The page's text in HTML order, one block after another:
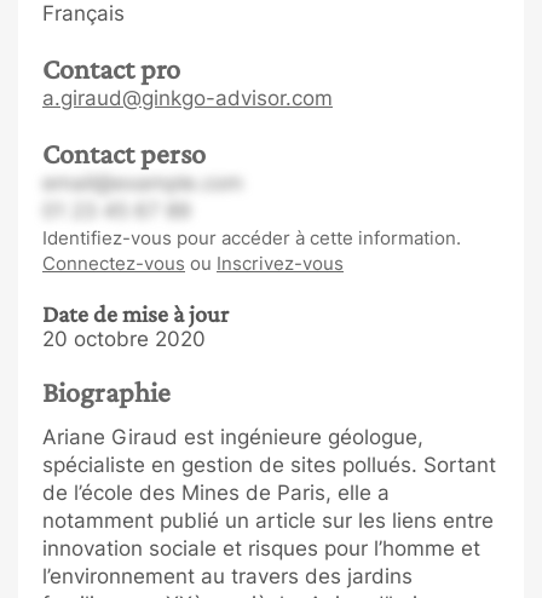
Français
Contact pro
a.giraud@ginkgo-advisor.com
Contact perso
email@example.com
Identifiez-vous pour accéder à cette information.
Connectez-vous ou Inscrivez-vous
Date de mise à jour
20 octobre 2020
Biographie
Ariane Giraud est ingénieure géologue,
spécialiste en gestion de sites pollués. Sortant
de l’école des Mines de Paris, elle a
notamment publié un article sur les liens entre
innovation sociale et risques pour l’homme et
l’environnement au travers des jardins